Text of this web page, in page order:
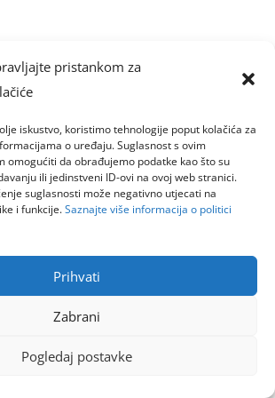
pristankom za
iskustvo, koristimo tehnologije poput kolačića za
o uređaju. Suglasnost s ovim
omogućiti da obrađujemo podatke kao što su
ili jedinstveni ID-ovi na ovoj web stranici.
suglasnosti može negativno utjecati na
i funkcije.Saznajte više informacija o politici
Prihvati
Zabrani
Pogledaj postavke